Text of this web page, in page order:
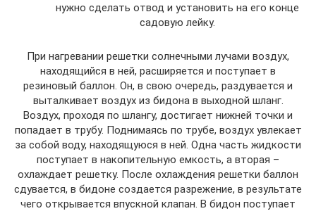
нужно сделать отвод и установить на его конце
садовую лейку.
При нагревании решетки солнечными лучами воздух,
находящийся в ней, расширяется и поступает в
резиновый баллон. Он, в свою очередь, раздувается и
выталкивает воздух из бидона в выходной шланг.
Воздух, проходя по шлангу, достигает нижней точки и
попадает в трубу. Поднимаясь по трубе, воздух увлекает
за собой воду, находящуюся в ней. Одна часть жидкости
поступает в накопительную емкость, а вторая –
охлаждает решетку. После охлаждения решетки баллон
сдувается, в бидоне создается разрежение, в результате
чего открывается впускной клапан. В бидон поступает